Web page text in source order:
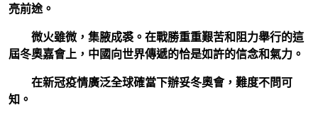
亮前途。
微火雖微，集腋成裘。在戰勝重重艱苦和阻力舉行的這
屆冬奧嘉會上，中國向世界傳遞的恰是如許的信念和氣力。
在新冠疫情廣泛全球確當下辦妥冬奧會，難度不問可
知。